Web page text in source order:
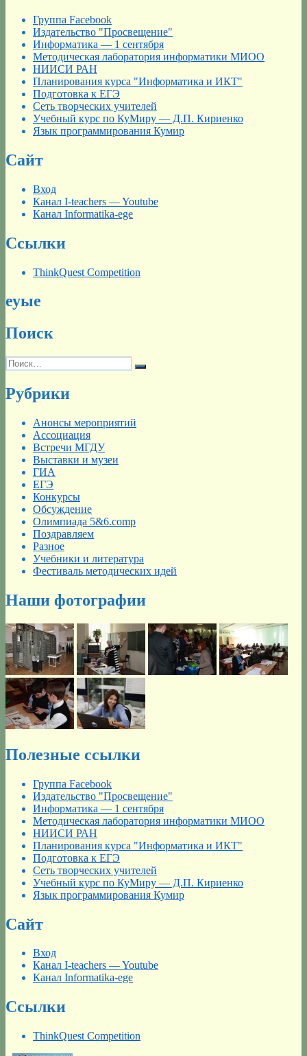
Группа Facebook
Издательство "Просвещение"
Информатика — 1 сентября
Методическая лаборатория информатики МИОО
НИИСИ РАН
Планирования курса "Информатика и ИКТ"
Подготовка к ЕГЭ
Сеть творческих учителей
Учебный курс по КуМиру — Д.П. Кириенко
Язык программирования Кумир
Сайт
Вход
Канал I-teachers — Youtube
Канал Informatika-ege
Ссылки
ThinkQuest Competition
еуые
Поиск
Искать:
Поиск
Рубрики
Анонсы мероприятий
Ассоциация
Встречи МГДУ
Выставки и музеи
ГИА
ЕГЭ
Конкурсы
Обсуждение
Олимпиада 5&6.comp
Поздравляем
Разное
Учебники и литература
Фестиваль методических идей
Наши фотографии
Полезные ссылки
Группа Facebook
Издательство "Просвещение"
Информатика — 1 сентября
Методическая лаборатория информатики МИОО
НИИСИ РАН
Планирования курса "Информатика и ИКТ"
Подготовка к ЕГЭ
Сеть творческих учителей
Учебный курс по КуМиру — Д.П. Кириенко
Язык программирования Кумир
Сайт
Вход
Канал I-teachers — Youtube
Канал Informatika-ege
Ссылки
ThinkQuest Competition